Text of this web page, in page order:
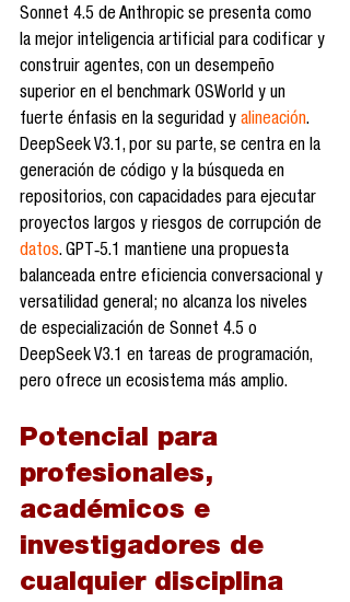
Sonnet 4.5 de Anthropic se presenta como
la mejor inteligencia artificial para codificar y
construir agentes, con un desempeño
superior en el benchmark OSWorld y un
fuerte énfasis en la seguridad y alineación.
DeepSeek V3.1, por su parte, se centra en la
generación de código y la búsqueda en
repositorios, con capacidades para ejecutar
proyectos largos y riesgos de corrupción de
datos. GPT‑5.1 mantiene una propuesta
balanceada entre eficiencia conversacional y
versatilidad general; no alcanza los niveles
de especialización de Sonnet 4.5 o
DeepSeek V3.1 en tareas de programación,
pero ofrece un ecosistema más amplio.
Potencial para
profesionales,
académicos e
investigadores de
cualquier disciplina